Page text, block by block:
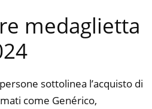
medaglietta
sottolinea l’acquisto di
come Genérico,